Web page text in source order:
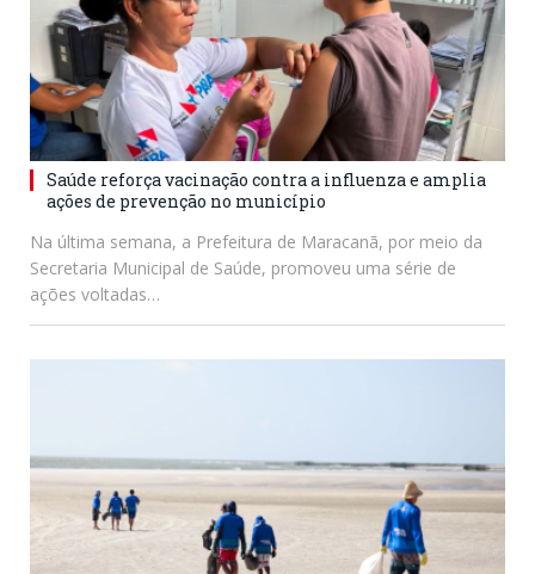
Saúde reforça vacinação contra a influenza e amplia
ações de prevenção no município
Na última semana, a Prefeitura de Maracanã, por meio da
Secretaria Municipal de Saúde, promoveu uma série de
ações voltadas…